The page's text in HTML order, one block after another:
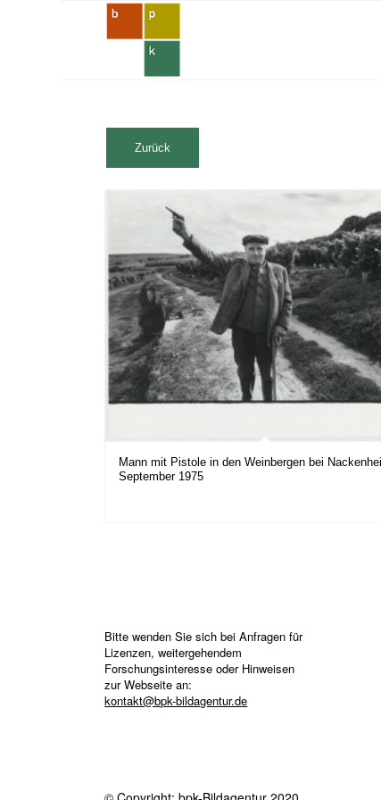
Mann mit Pistole in den Weinbergen bei
September 1975
Bitte wenden Sie sich bei Anfragen für
Lizenzen, weitergehendem
Forschungsinteresse oder Hinweisen
zur Webseite an:
kontakt@bpk-bildagentur.de